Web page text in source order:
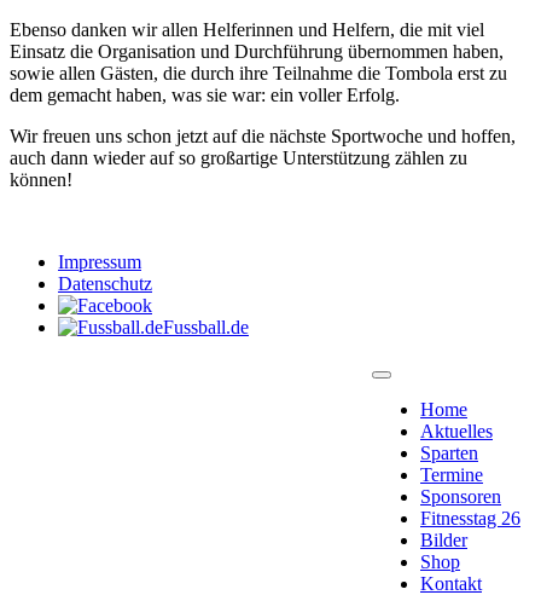
Ebenso danken wir allen Helferinnen und Helfern, die mit viel
Einsatz die Organisation und Durchführung übernommen haben,
sowie allen Gästen, die durch ihre Teilnahme die Tombola erst zu
dem gemacht haben, was sie war: ein voller Erfolg.
Wir freuen uns schon jetzt auf die nächste Sportwoche und hoffen,
auch dann wieder auf so großartige Unterstützung zählen zu
können!
Impressum
Datenschutz
Fussball.de
Home
Aktuelles
Sparten
Termine
Sponsoren
Fitnesstag 26
Bilder
Shop
Kontakt